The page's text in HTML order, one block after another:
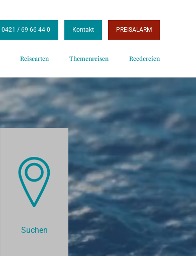
0421 / 69 66 44-0 Kontakt PREISALARM
Reisearten Themenreisen Reedereien
Suchen